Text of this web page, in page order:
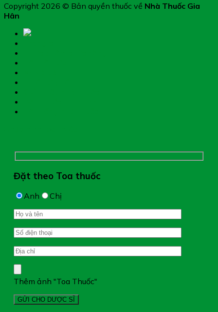
Copyright 2026 © Bản quyền thuốc về Nhà Thuốc Gia
Hân
Đặt theo Toa thuốc
Anh Chị
Thêm ảnh "Toa Thuốc"